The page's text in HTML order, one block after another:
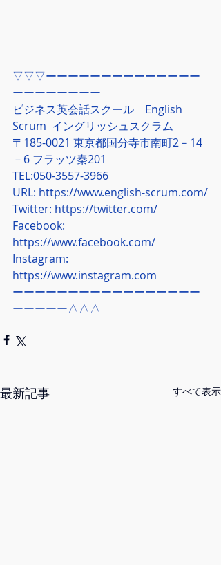
▽▽▽ーーーーーーーーーーーーーー
ーーーーーーーー
ビジネス英会話スクール　English
Scrum  イングリッシュスクラム
〒185-0021 東京都国分寺市南町2－14
－6 フラッツ秦201
TEL:050-3557-3966
URL: https://www.english-scrum.com/
Twitter: https://twitter.com/
Facebook:
https://www.facebook.com/
Instagram:
https://www.instagram.com
ーーーーーーーーーーーーーーーーー
ーーーーー△△△
最新記事 すべて表示